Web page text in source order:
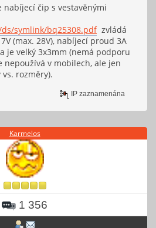
čip s vestavěnými
symlink/bq25308.pdfzvládá
(max. 28V), nabíjecí proud 3A
je velký 3x3mm (nemá podporu
nepoužívá v mobilech, ale jen
rozměry).
IP zaznamenána
Karmelos
1 356